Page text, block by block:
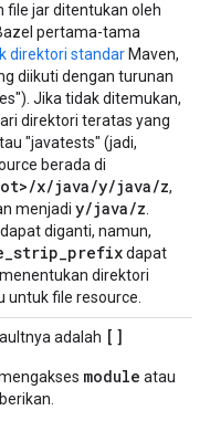
file jar ditentukan oleh
pertama-tama
direktori standar Maven,
diikuti dengan turunan
Jika tidak ditemukan,
direktori teratas yang
"javatests" (jadi,
berada di
x/java/y/java/z,
menjadi y/java/z
diganti, namun,
dapat
direktori
file resource.
adalah []
module atau